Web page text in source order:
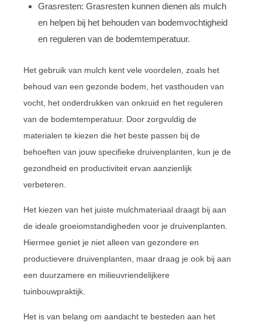
Grasresten: Grasresten kunnen dienen als mulch
en helpen bij het behouden van bodemvochtigheid
en reguleren van de bodemtemperatuur.
Het gebruik van mulch kent vele voordelen, zoals het
behoud van een gezonde bodem, het vasthouden van
vocht, het onderdrukken van onkruid en het reguleren
van de bodemtemperatuur. Door zorgvuldig de
materialen te kiezen die het beste passen bij de
behoeften van jouw specifieke druivenplanten, kun je de
gezondheid en productiviteit ervan aanzienlijk
verbeteren.
Het kiezen van het juiste mulchmateriaal draagt bij aan
de ideale groeiomstandigheden voor je druivenplanten.
Hiermee geniet je niet alleen van gezondere en
productievere druivenplanten, maar draag je ook bij aan
een duurzamere en milieuvriendelijkere
tuinbouwpraktijk.
Het is van belang om aandacht te besteden aan het